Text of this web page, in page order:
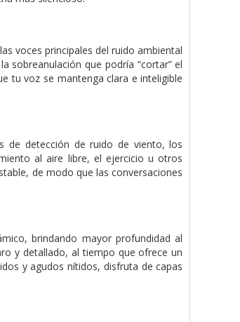
voces principales del ruido ambiental
sobreanulación que podría “cortar” el
tu voz se mantenga clara e inteligible
de detección de ruido de viento, los
al aire libre, el ejercicio u otros
de modo que las conversaciones
brindando mayor profundidad al
y detallado, al tiempo que ofrece un
y agudos nítidos, disfruta de capas